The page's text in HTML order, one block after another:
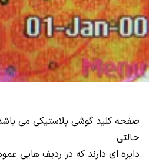
صفحه کلید گوشی پلاستیکی می
حالتی
دایره ای دارند که در ردیف هایی